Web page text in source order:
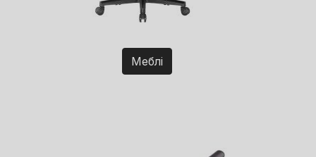
Меблі